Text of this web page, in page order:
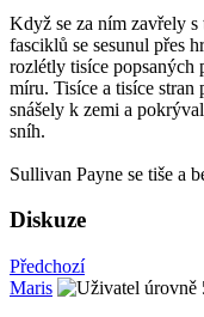
Když se za ním zavřely
fasciklů se sesunul přes
rozlétly tisíce popsaných
míru. Tisíce a tisíce stran
snášely k zemi a
sníh.
Sullivan Payne se tiše a
Diskuze
Předchozí
Maris